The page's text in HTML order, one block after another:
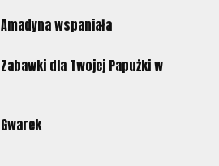
Amadyna wspaniała
Zabawki dla Twojej Papużki w
Gwarek